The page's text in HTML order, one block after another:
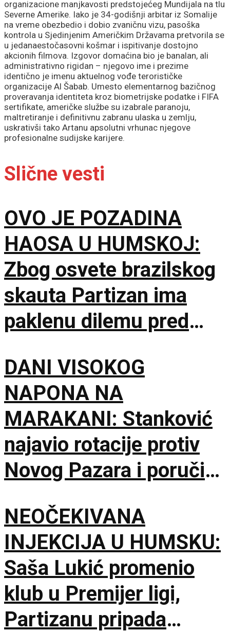
organizacione manjkavosti predstojećeg Mundijala na tlu
Severne Amerike. Iako je 34-godišnji arbitar iz Somalije
na vreme obezbedio i dobio zvaničnu vizu, pasoška
kontrola u Sjedinjenim Američkim Državama pretvorila se
u jedanaestočasovni košmar i ispitivanje dostojno
akcionih filmova. Izgovor domaćina bio je banalan, ali
administrativno rigidan – njegovo ime i prezime
identično je imenu aktuelnog vođe terorističke
organizacije Al Šabab. Umesto elementarnog bazičnog
proveravanja identiteta kroz biometrijske podatke i FIFA
sertifikate, američke službe su izabrale paranoju,
maltretiranje i definitivnu zabranu ulaska u zemlju,
uskrativši tako Artanu apsolutni vrhunac njegove
profesionalne sudijske karijere.
Slične vesti
OVO JE POZADINA
HAOSA U HUMSKOJ:
Zbog osvete brazilskog
skauta Partizan ima
paklenu dilemu pred
DANI VISOKOG
NAPONA NA
MARAKANI: Stanković
najavio rotacije protiv
Novog Pazara i poručio
smrti, ali hoću
maksimum!
NEOČEKIVANA
INJEKCIJA U HUMSKU:
Saša Lukić promenio
klub u Premijer ligi,
Partizanu pripada